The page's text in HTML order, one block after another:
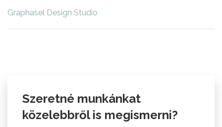
Graphasel Design Studio
Szeretné munkánkat
közelebbről is megismerni?